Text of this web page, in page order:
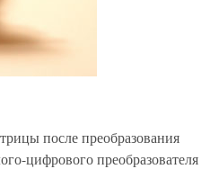
после преобразования
цифрового преобразователя